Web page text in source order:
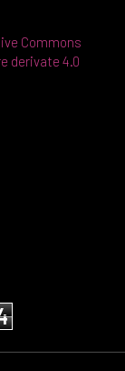
Commons
derivate 4.0